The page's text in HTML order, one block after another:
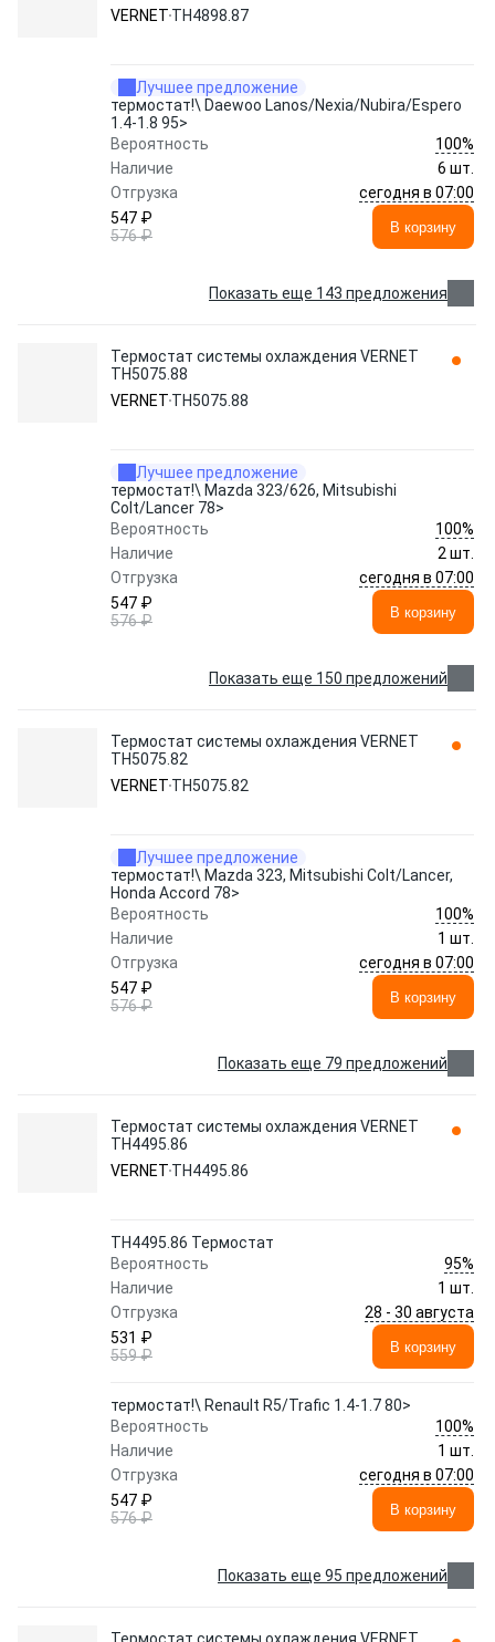
VERNET TH4898.87
Лучшее предложение
термостат!\ Daewoo Lanos/Nexia/Nubira/Espero
1.4-1.8 95>
Вероятность
100%
Наличие
6 шт.
Отгрузка
сегодня в 07:00
547 ₽
576 ₽
В корзину
Показать еще 143 предложения
Термостат системы охлаждения VERNET
TH5075.88
VERNET TH5075.88
Лучшее предложение
термостат!\ Mazda 323/626, Mitsubishi
Colt/Lancer 78>
Вероятность
100%
Наличие
2 шт.
Отгрузка
сегодня в 07:00
547 ₽
576 ₽
В корзину
Показать еще 150 предложений
Термостат системы охлаждения VERNET
TH5075.82
VERNET TH5075.82
Лучшее предложение
термостат!\ Mazda 323, Mitsubishi Colt/Lancer,
Honda Accord 78>
Вероятность
100%
Наличие
1 шт.
Отгрузка
сегодня в 07:00
547 ₽
576 ₽
В корзину
Показать еще 79 предложений
Термостат системы охлаждения VERNET
TH4495.86
VERNET TH4495.86
TH4495.86 Термостат
Вероятность
95%
Наличие
1 шт.
Отгрузка
28 - 30 августа
531 ₽
559 ₽
В корзину
термостат!\ Renault R5/Trafic 1.4-1.7 80>
Вероятность
100%
Наличие
1 шт.
Отгрузка
сегодня в 07:00
547 ₽
576 ₽
В корзину
Показать еще 95 предложений